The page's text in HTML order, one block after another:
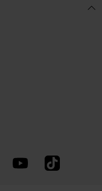
PinterestYouTube TikTok